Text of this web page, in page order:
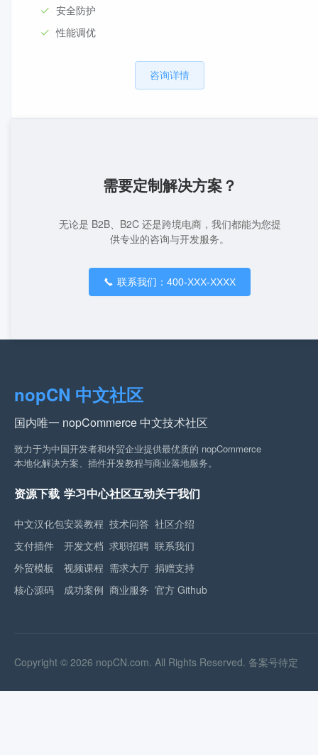
安全防护
性能调优
咨询详情
需要定制解决方案？
无论是 B2B、B2C 还是跨境电商，我们都能为您提
供专业的咨询与开发服务。
联系我们：400-XXX-XXXX
nopCN 中文社区
国内唯一 nopCommerce 中文技术社区
致力于为中国开发者和外贸企业提供最优质的 nopCommerce
本地化解决方案、插件开发教程与商业落地服务。
资源下载
中文汉化包
支付插件
外贸模板
核心源码
学习中心
安装教程
开发文档
视频课程
成功案例
社区互动
技术问答
求职招聘
需求大厅
商业服务
关于我们
社区介绍
联系我们
捐赠支持
官方 Github
Copyright © 2026 nopCN.com. All Rights Reserved. 备案号待定